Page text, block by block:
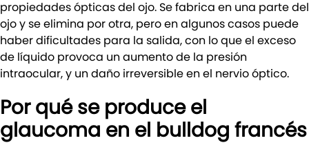
propiedades ópticas del ojo. Se fabrica en una parte del
ojo y se elimina por otra, pero en algunos casos puede
haber dificultades para la salida, con lo que el exceso
de líquido provoca un aumento de la presión
intraocular, y un daño irreversible en el nervio óptico.
Por qué se produce el
glaucoma en el bulldog francés